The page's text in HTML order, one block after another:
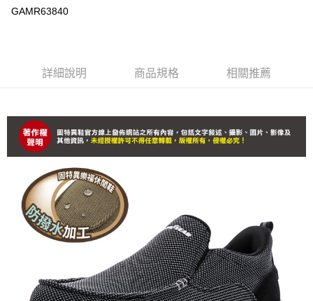
GAMR63840
詳細說明 商品規格 相關推薦